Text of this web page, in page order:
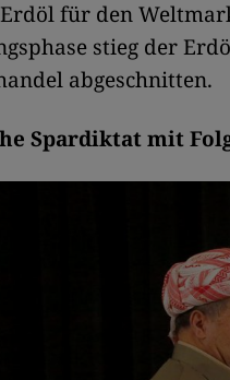
für den
stieg der
abgeschnitten.
Spardiktat mit